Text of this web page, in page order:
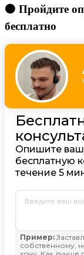
🟠 Пройдите
бесплатно